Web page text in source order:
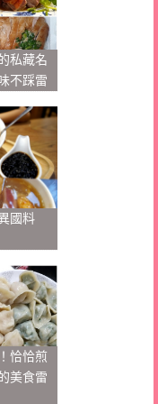
私藏名
不踩雷
國料
恰恰煎
美食雷